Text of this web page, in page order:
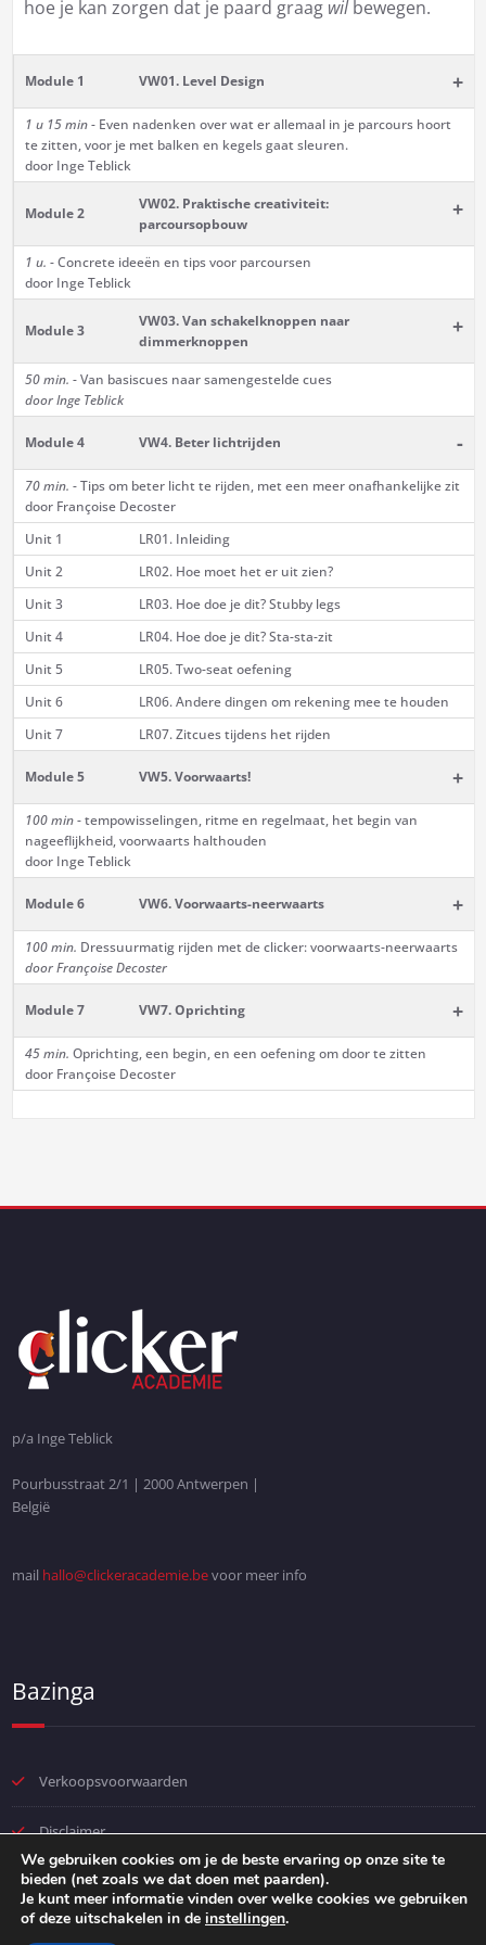
hoe je kan zorgen dat je paard graag wilbewegen.
Module 1 VW01. Level Design +
1 u 15 min- Even nadenken over wat er allemaal in je parcours hoort
te zitten, voor je met balken en kegels gaat sleuren.
door Inge Teblick
Module 2
VW02. Praktische creativiteit:
parcoursopbouw
+
1 u. - Concrete ideeën en tips voor parcoursen
door Inge Teblick
Module 3
VW03. Van schakelknoppen naar
dimmerknoppen
+
50 min. - Van basiscues naar samengestelde cues
door Inge Teblick
Module 4 VW4. Beter lichtrijden -
70 min. - Tips om beter licht te rijden, met een meer onafhankelijke zit
door Françoise Decoster
Unit 1
LR01. Inleiding
Unit 2
LR02. Hoe moet het er uit zien?
Unit 3
LR03. Hoe doe je dit? Stubby legs
Unit 4
LR04. Hoe doe je dit? Sta-sta-zit
Unit 5
LR05. Two-seat oefening
Unit 6
LR06. Andere dingen om rekening mee te houden
Unit 7
LR07. Zitcues tijdens het rijden
Module 5 VW5. Voorwaarts! +
100 min- tempowisselingen, ritme en regelmaat, het begin van
nageeflijkheid, voorwaarts halthouden
door Inge Teblick
Module 6 VW6. Voorwaarts-neerwaarts +
100 min. Dressuurmatig rijden met de clicker: voorwaarts-neerwaarts
door Françoise Decoster
Module 7 VW7. Oprichting +
45 min. Oprichting, een begin, en een oefening om door te zitten
door Françoise Decoster
p/a Inge Teblick
Pourbusstraat 2/1 | 2000 Antwerpen |
België
mail hallo@clickeracademie.bevoor meer info
Bazinga
Verkoopsvoorwaarden
Disclaimer
Privacybeleid
We gebruiken cookies om je de beste ervaring op onze site te
bieden (net zoals we dat doen met paarden).
Je kunt meer informatie vinden over welke cookies we gebruiken
of deze uitschakelen in de instellingen.